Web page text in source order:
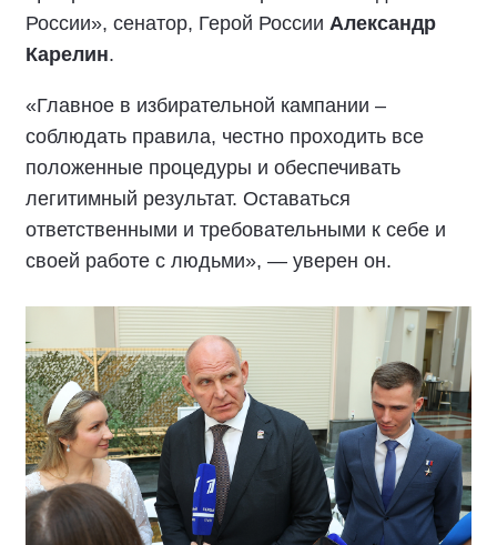
России», сенатор, Герой России Александр
Карелин.
«Главное в избирательной кампании –
соблюдать правила, честно проходить все
положенные процедуры и обеспечивать
легитимный результат. Оставаться
ответственными и требовательными к себе и
своей работе с людьми», — уверен он.